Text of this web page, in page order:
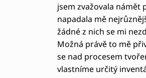
jsem zvažovala námět
napadala mě
žádné z nich se mi
Možná právě to mě
se nad procesem
vlastníme určitý